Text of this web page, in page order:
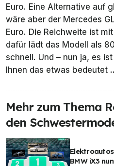
Euro. Eine Alternative auf
wäre aber der Mercedes
Euro. Die Reichweite ist
dafür lädt das Modell als
schnell. Und – nun ja, es
Ihnen das etwas bedeutet
Mehr zum Thema
den
BMW iX3